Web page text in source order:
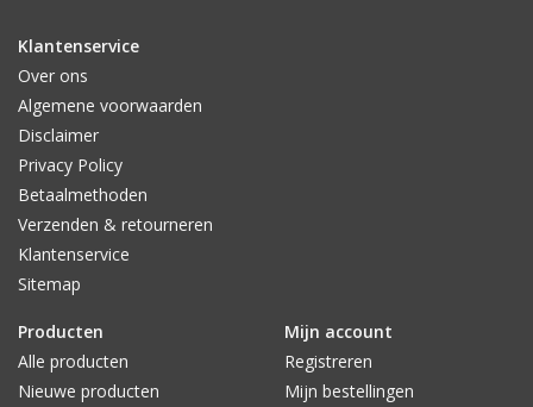
Klantenservice
Over ons
Algemene voorwaarden
Disclaimer
Privacy Policy
Betaalmethoden
Verzenden & retourneren
Klantenservice
Sitemap
Producten
Alle producten
Nieuwe producten
Mijn account
Registreren
Mijn bestellingen